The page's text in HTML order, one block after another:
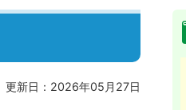
更新日：2026年05月27日